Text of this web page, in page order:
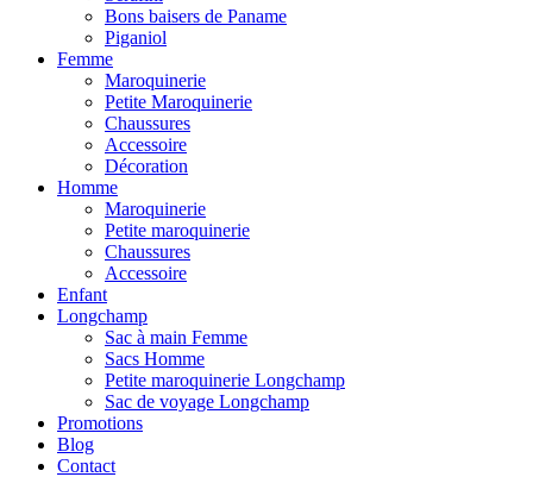
Bons baisers de Paname
Piganiol
Femme
Maroquinerie
Petite Maroquinerie
Chaussures
Accessoire
Décoration
Homme
Maroquinerie
Petite maroquinerie
Chaussures
Accessoire
Enfant
Longchamp
Sac à main Femme
Sacs Homme
Petite maroquinerie Longchamp
Sac de voyage Longchamp
Promotions
Blog
Contact